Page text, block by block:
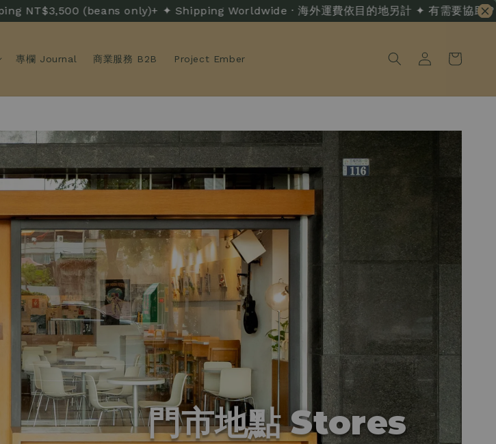
(beans only)+ ✦ Shipping Worldwide · 海外運費依目的地另計 ✦ 有需要協助？ · Live
專欄 Journal 商業服務 B2B Project Ember
門市地點 Stores